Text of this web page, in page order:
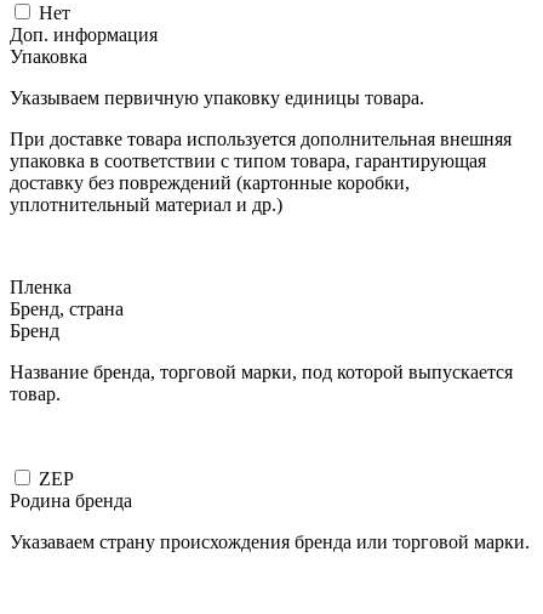
Нет
Доп. информация
Упаковка
Указываем первичную упаковку единицы товара.
При доставке товара используется дополнительная внешняя
упаковка в соответствии с типом товара, гарантирующая
доставку без повреждений (картонные коробки,
уплотнительный материал и др.)
Пленка
Бренд, страна
Бренд
Название бренда, торговой марки, под которой выпускается
товар.
ZEP
Родина бренда
Указаваем страну происхождения бренда или торговой марки.